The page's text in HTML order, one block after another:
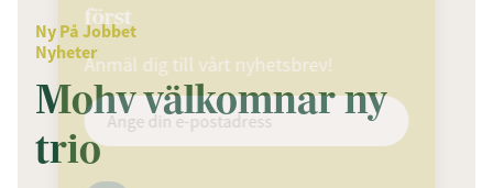
Ny På Jobbet
Nyheter
Mohv välkomnar ny
trio
först
Anmäl dig till vårt nyhetsbrev!